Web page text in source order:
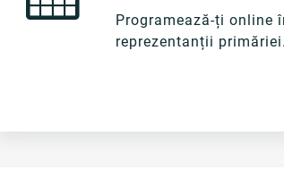
Programează-ți online
reprezentanții primăriei.